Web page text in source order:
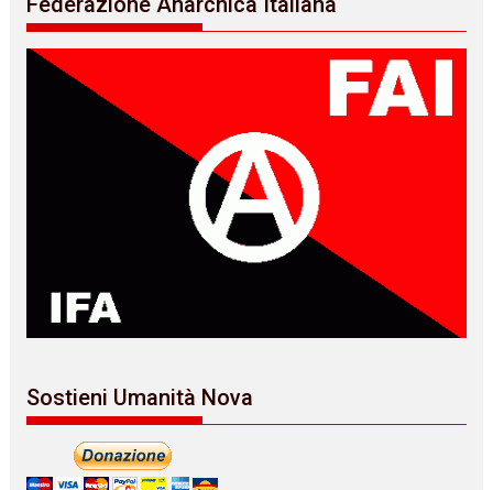
Sostieni Umanità Nova